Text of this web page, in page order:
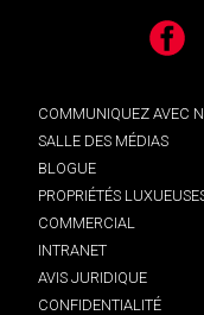
Facebook
COMMUNIQUEZ AVEC
SALLE DES MÉDIAS
BLOGUE
PROPRIÉTÉS
COMMERCIAL
INTRANET
AVIS JURIDIQUE
CONFIDENTIALITÉ